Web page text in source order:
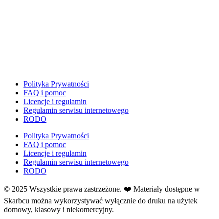
Fotobudka
Gazetki do druku
Girlandy
Girlandy na LATO
Grafomotoryka
Grinch
Gry
↳ Ja mam kto ma
↳ Labirynt podłogowy
Polityka Prywatności
FAQ i pomoc
Licencje i regulamin
Regulamin serwisu internetowego
RODO
Polityka Prywatności
FAQ i pomoc
Licencje i regulamin
Regulamin serwisu internetowego
RODO
© 2025 Wszystkie prawa zastrzeżone. ❤️ Materiały dostępne w
Skarbcu można wykorzystywać wyłącznie do druku na użytek
domowy, klasowy i niekomercyjny.